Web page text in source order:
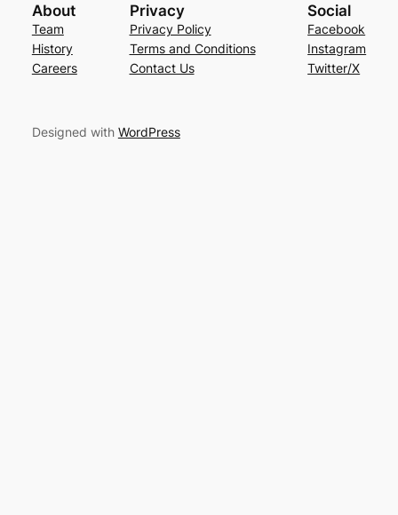
About
Team
History
Careers
Privacy
Privacy Policy
Terms and Conditions
Contact Us
Social
Facebook
Instagram
Twitter/X
Designed with WordPress